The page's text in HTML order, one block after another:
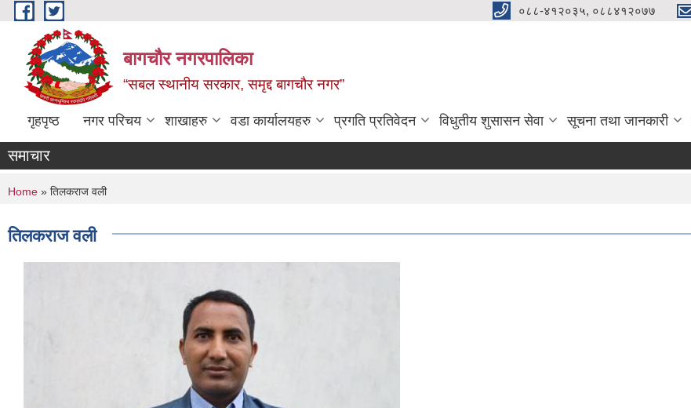
Skip to main content ०८८-४१२०३५, ०८८४१२०७७
बागचौर नगरपालिका
“सबल स्थानीय सरकार, समृद्द बागचौर नगर”
गृहपृष्ठ नगर परिचय शाखाहरु वडा ‍कार्यालयहरु प्रगति प्रतिवेदन विधुतीय शुसासन सेवा सूचना तथा जानकारी
समाचार
You are here
Home » तिलकराज वली
तिलकराज वली